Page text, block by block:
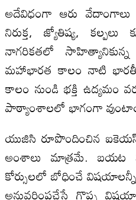
అదేవిధంగా ఆరు వేదాంగాలు
నిరుక్త, జ్యోతిష్య,
నాగరికతలో
మహాభారత కాలం నాటి
కాలం నుండి భక్తి
పాఠ్యాంశాలలో భాగంగా
యుజిసి రూపొందించిన
అంశాలు మాత్రమే. బయట
కోర్సులలో బోధించే
అనువర్తింపచేసే గొప్ప